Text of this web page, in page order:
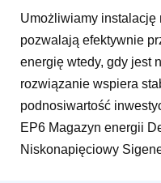
Umożliwiamy instalację
pozwalają efektywnie
energię wtedy, gdy jest
rozwiązanie wspiera
podnosiwartość
EP6 Magazyn energii
Niskonapięciowy